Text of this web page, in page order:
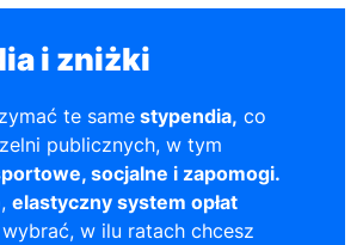
i zniżki
te same stypendia, co
publicznych, w tym
socjalne i zapomogi.
elastyczny system opłat
w ilu ratach chcesz